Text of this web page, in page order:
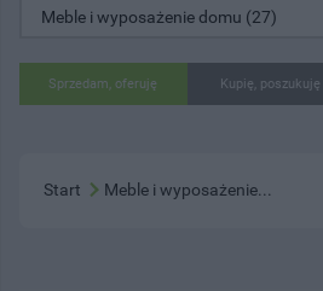
Sprzedam, oferuję Kupię, poszukuję
Start Meble i wyposażenie...